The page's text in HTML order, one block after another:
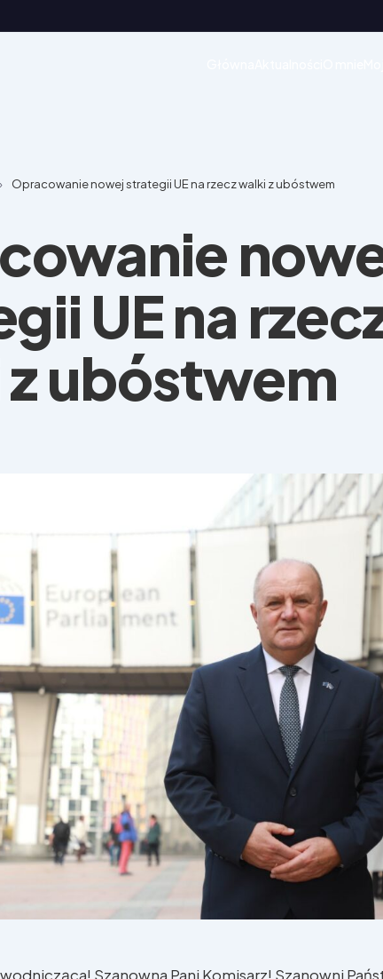
› Opracowanie nowej strategii UE na rzecz walki z ubóstwem
UE na
ubóstwem
Szanowna Pani Komisarz! Szanowni